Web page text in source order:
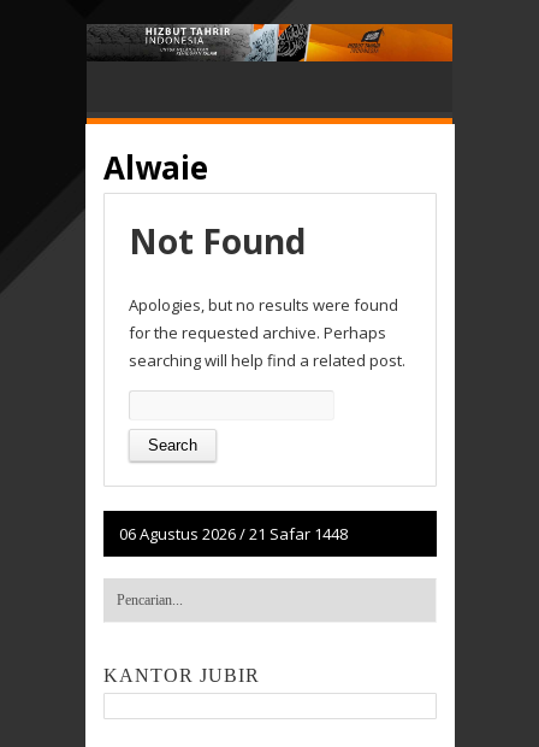
Alwaie
Not Found
Apologies, but no results were found
for the requested archive. Perhaps
searching will help find a related post.
for:
06 Agustus 2026/21 Safar 1448
KANTOR JUBIR